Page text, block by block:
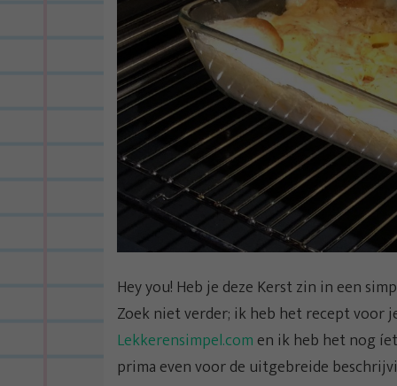
Hey you! Heb je deze Kerst zin in een
Zoek niet verder; ik heb het recept voor
Lekkerensimpel.com en ik heb het nog
prima even voor de uitgebreide